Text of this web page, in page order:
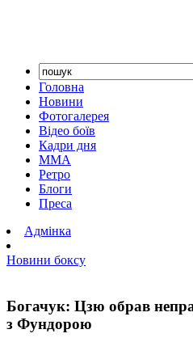
Головна
Новини
Фотогалерея
Відео боїв
Кадри дня
ММА
Ретро
Блоги
Преса
Адмінка
Новини боксу
Богачук: Цзю обрав
з Фундорою